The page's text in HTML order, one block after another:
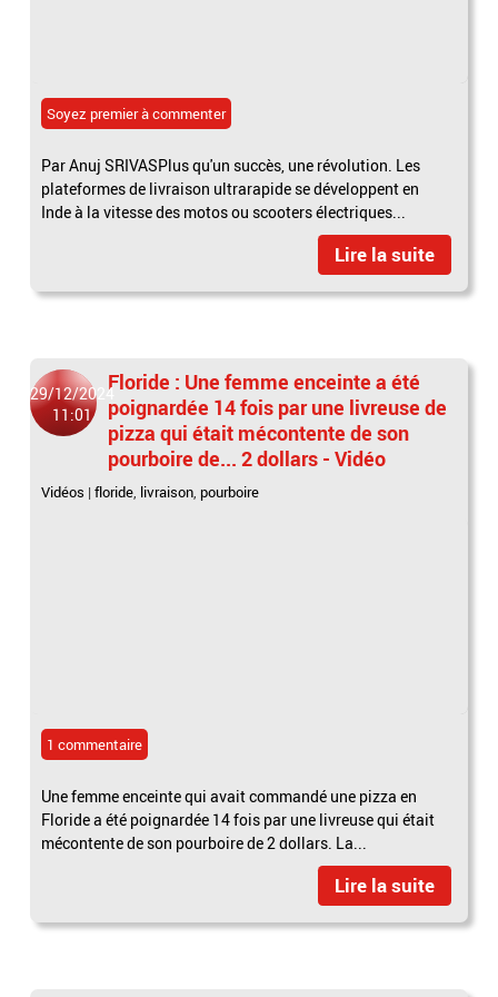
Soyez premier à commenter
Par Anuj SRIVASPlus qu'un succès, une révolution. Les
plateformes de livraison ultrarapide se développent en
Inde à la vitesse des motos ou scooters électriques...
Lire la suite
29/12/2024
11:01
Floride : Une femme enceinte a été
poignardée 14 fois par une livreuse de
pizza qui était mécontente de son
pourboire de... 2 dollars - Vidéo
Vidéos |floride, livraison, pourboire
1 commentaire
Une femme enceinte qui avait commandé une pizza en
Floride a été poignardée 14 fois par une livreuse qui était
mécontente de son pourboire de 2 dollars. La...
Lire la suite